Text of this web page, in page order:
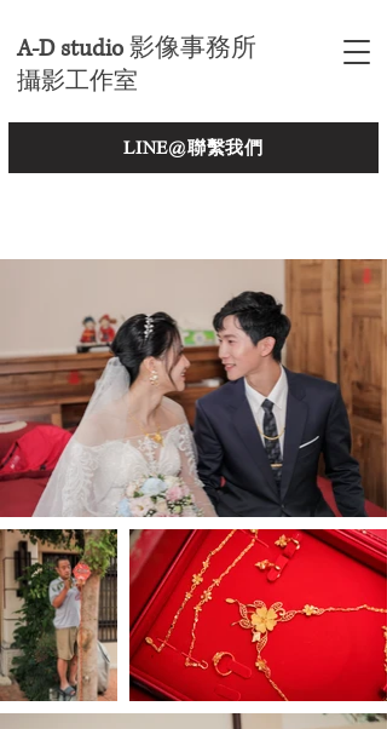
A-D studio 影像事務所
攝影工作室
LINE@聯繫我們